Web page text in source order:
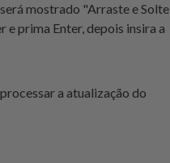
mostrado "Arraste e Solte
prima Enter, depois insira a
a atualização do